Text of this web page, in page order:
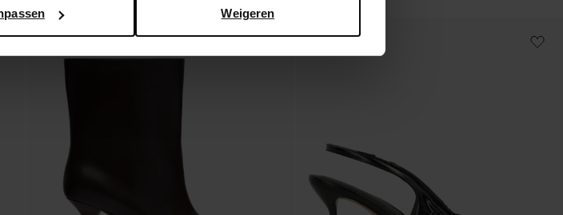
Weigeren